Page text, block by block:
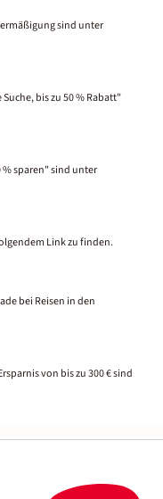
sind unter
Suche, bis zu 50 % Rabatt"
% sparen" sind unter
Link zu finden.
bei Reisen in den
von bis zu 300 € sind